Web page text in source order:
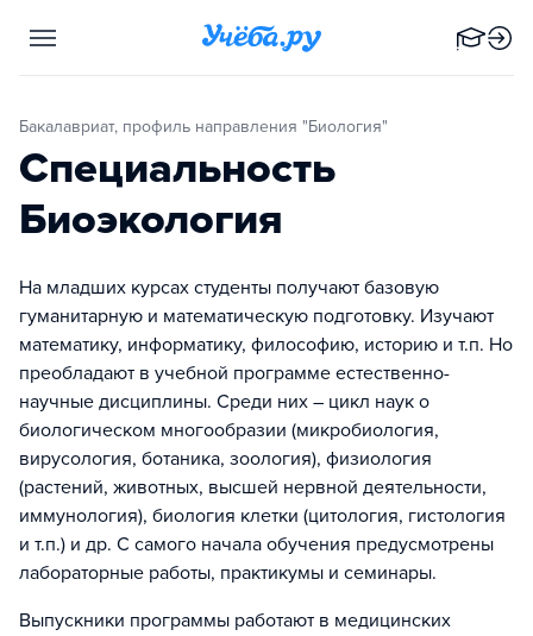
Бакалавриат, профиль направления "Биология"
Специальность
Биоэкология
На младших курсах студенты получают базовую
гуманитарную и математическую подготовку. Изучают
математику, информатику, философию, историю и т.п. Но
преобладают в учебной программе естественно-
научные дисциплины. Среди них – цикл наук о
биологическом многообразии (микробиология,
вирусология, ботаника, зоология), физиология
(растений, животных, высшей нервной деятельности,
иммунология), биология клетки (цитология, гистология
и т.п.) и др. С самого начала обучения предусмотрены
лабораторные работы, практикумы и семинары.
Выпускники программы работают в медицинских